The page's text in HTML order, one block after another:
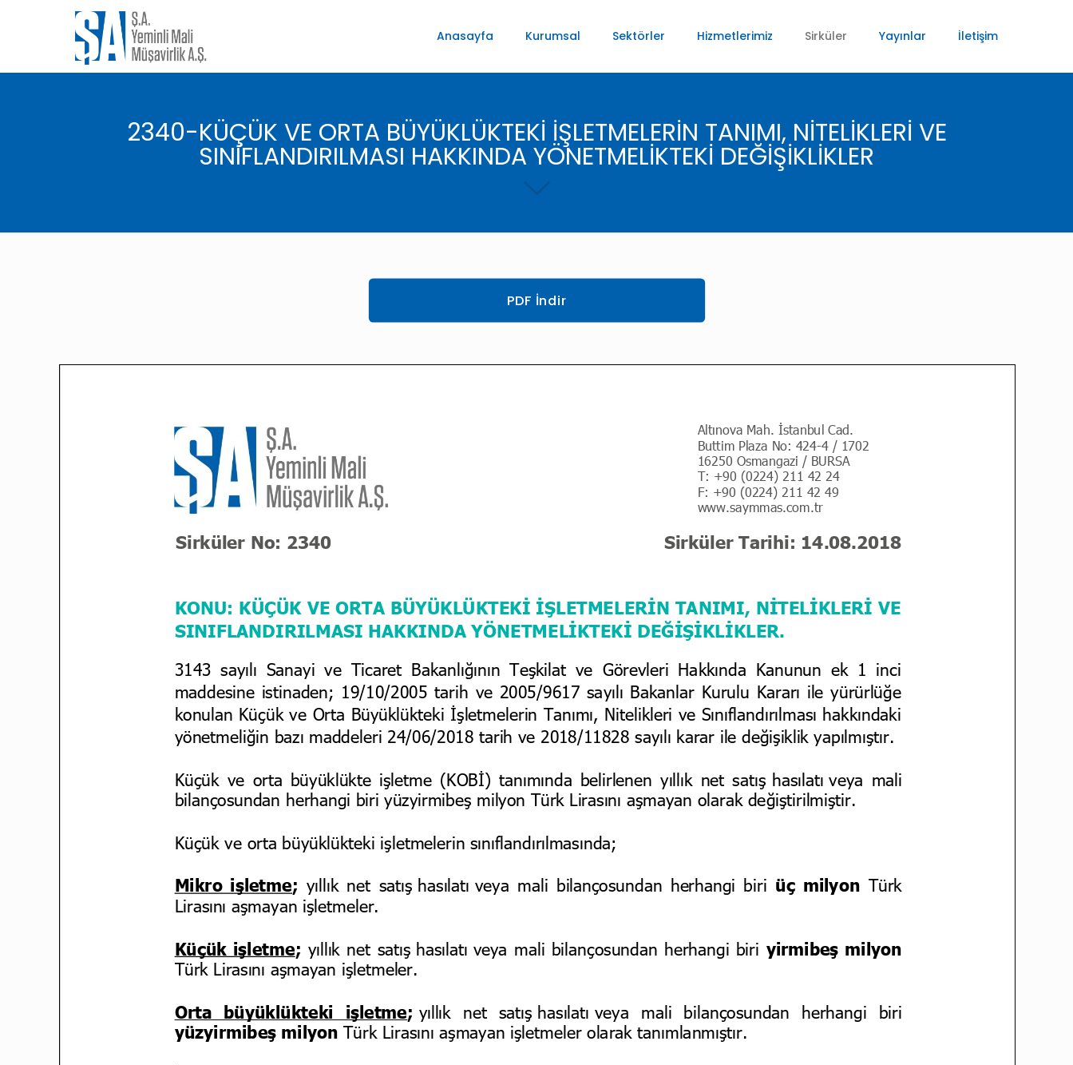
Anasayfa Kurumsal Sektörler Hizmetlerimiz Sirküler Yayınlar İletişim
2340-KÜÇÜK VE ORTA BÜYÜKLÜKTEKİ İŞLETMELERİN TANIMI, NİTELİKLERİ VE
SINIFLANDIRILMASI HAKKINDA YÖNETMELİKTEKİ DEĞİŞİKLİKLER
PDF İndir